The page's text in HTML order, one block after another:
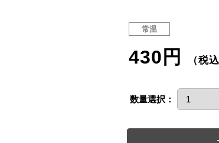
常温
430円 （税
数量選択：